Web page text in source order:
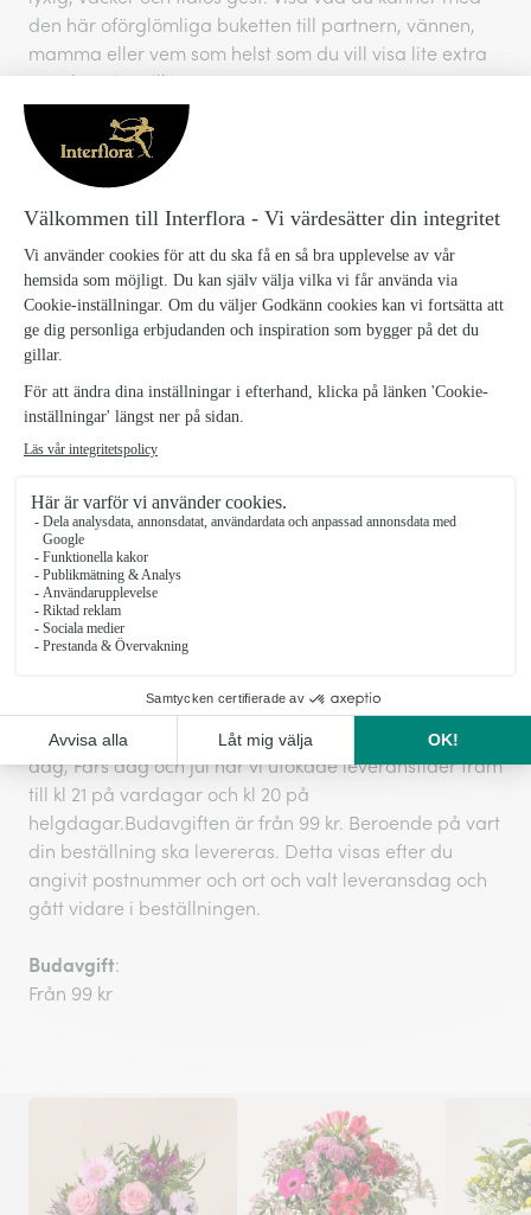
den här oförglömliga buketten till partnern, vännen,
mamma eller vem som helst som du vill visa lite extra
uppskattning till.
Rosorna i buketten är storblommiga och är ungefär 50
cm höga.
SKU:1201659-40-rosa-rosor
Leveransinformation Blommogram
vi gör alltid vårt yttersta för att ditt önskemål ska
hållas. Normalt sker leveranser vardagar kl 9-20 och
lördagar kl 11-17.
Leveranser till företag kommer levereras innan 16
under förutsättning att vi fått in ordern före kl 12 (lokala
Vid speciella högtider som t ex Alla hjärtans dag, Mors
dag, Fars dag och jul har vi utökade leveranstider fram
till kl 21 på vardagar och kl 20 på
helgdagar.Budavgiften är från 99 kr. Beroende på vart
din beställning ska levereras. Detta visas efter du
angivit postnummer och ort och valt leveransdag och
gått vidare i beställningen.
Budavgift:
Från 99 kr